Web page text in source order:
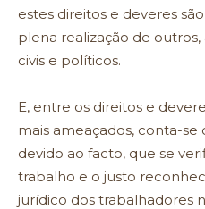
estes direitos e deveres
plena realização de
civis e políticos.
E, entre os direitos e
mais ameaçados, conta-
devido ao facto, que se
trabalho e o justo
jurídico dos trabalhadores